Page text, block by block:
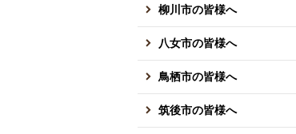
柳川市の皆様へ
八女市の皆様へ
鳥栖市の皆様へ
筑後市の皆様へ